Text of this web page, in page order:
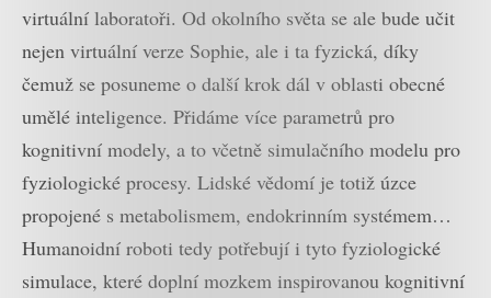
virtuální laboratoři. Od okolního světa se ale bude učit
nejen virtuální verze Sophie, ale i ta fyzická, díky
čemuž se posuneme o další krok dál v oblasti obecné
umělé inteligence. Přidáme více parametrů pro
kognitivní modely, a to včetně simulačního modelu pro
fyziologické procesy. Lidské vědomí je totiž úzce
propojené s metabolismem, endokrinním systémem…
Humanoidní roboti tedy potřebují i tyto fyziologické
simulace, které doplní mozkem inspirovanou kognitivní